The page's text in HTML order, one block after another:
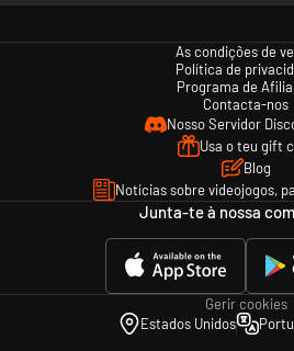
As condições de
Política de
Programa de
Contacta-nos
Nosso Servidor
Usa o teu gift
Blog
Notícias sobre videojogos,
Junta-te à nossa
Gerir cookies
Estados Unidos